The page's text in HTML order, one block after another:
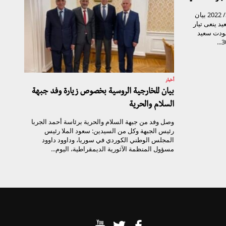
تيار الغد السوري المكتب الإعلامي 31/01/ 2022 بيان
ينعى تيار
سعيد
أخبار
بيان للخارجية الروسية بخصوص زيارة وفد جبهة
السلام والحرية
وصل وفد من جبهة السلام والحرية برئاسة أحمد الجربا
رئيس الجبهة وكل من السيدين: سعود الملا رئيس
المجلس الوطني الكوردي في سوريا، وداوود داوود
مسؤول المنظمة الآثورية الديمقراطية، اليوم...